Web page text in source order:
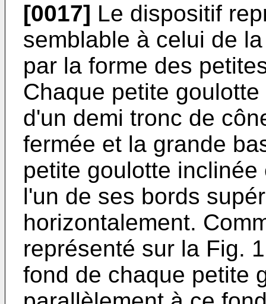
[0017] Le dispositif
semblable à celui de
par la forme des
Chaque petite
d'un demi tronc de
fermée et la grande
petite goulotte
l'un de ses bords
horizontalement.
représenté sur la Fig.
fond de chaque petite